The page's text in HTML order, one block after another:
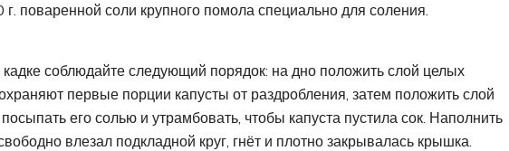
поваренной соли крупного помола специально для соления.
соблюдайте следующий порядок: на дно положить слой целых
первые порции капусты от раздробления, затем положить слой
его солью и утрамбовать, чтобы капуста пустила сок. Наполнить
влезал подкладной круг, гнёт и плотно закрывалась крышка.